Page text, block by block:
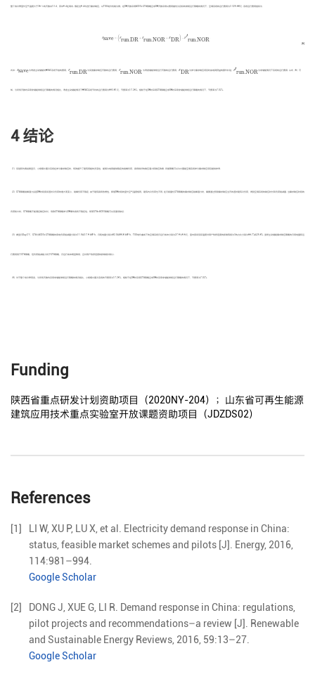
整个供冷季室外空气温度大于36 ℃的天数共13 d，其中9 d在周内. 假定这9 d均进行需求响应，以TOU电价机制为例，在DR天数采用ACES+GTA策略且非DR天数采用以费用最优为目标的常规运行策略的情况下，空调系统的运行费用为3 325.68元. 系统运行费用指标为
(6)
Fsave = (Frun.DR + Frun.NOR + EDR) − F′
run.NOR
O
式中： Fsave 为考虑主动储能时HVAC系统节省的费用，Frun.DR 为实施需求响应天数的运行费用，Frun.NOR 为考虑储能常规运行天数的运行费用， EDR 为参与需求响应项目时由电网获益的额外补贴， F′
run.NOR
ru
为非储能情况下系统的运行费用. 从式（6）可
知，与所有天数均采用非储能常规运行策略的情况相比，考虑主动储能情况下HVAC系统节约的运行费用为693.81元，节费率为17.26%，相较于在DR时采用GTA策略且非DR时采用非储能常规运行策略的情况下，节费率为7.02%.
4 结论
（1）实验和仿真结果显示，小规模水蓄冷系统在参与需求响应时，有效提升了建筑用能的灵活性，能够为电网提供稳定的削峰负荷，具有较好的响应潜力和响应效果. 所提策略可以为水蓄能空调系统参与需求响应项目提供参考.
（2）GTA策略削峰潜力会因DR时段房间逐时冷负荷的增大而变小，削峰负荷不稳定. 由于建筑具有热惯性，即使DR时段的室外空气温度相同，建筑内冷负荷也不同. 在日前量化GTA策略的需求响应削峰潜力时，需要通过预测需求响应当天的逐时建筑冷负荷，得到空调系统的响应时长和负荷削减量. 当需求响应时段的
负荷较大时，GTA策略不能满足响应时长，导致GTA策略参与DR事件具有不稳定性，然而GTA+ACES策略可以克服该缺点.
（3）典型日Day2下，GTA与ACES+GTA策略的用电负荷削减量分别为11.5和17.9 kW·h，日耗电量分别为82.0和84.8 kW·h，TOU电价曲线下的空调系统日运行成本分别为27.9与9.6元，室内房间实际温度对用户热舒适度的影响等级为3的占比分别为66.7%和25.8%. 虽然主动储能需求响应策略的日用电量和运
行费用高于GTA策略，但负荷削减能力优于GTA策略，日运行成本明显降低，且对用户热舒适度的影响相对较小.
（4）对于整个供冷季而言，与所有天数均采用非储能常规运行策略的情况相比，小规模水蓄冷系统的节费率为17.26%，相较于在DR时采用GTA策略且非DR时采用非储能常规运行策略的情况下，节费率为7.02%.
Funding
陕西省重点研发计划资助项目（2020NY-204）；山东省可再生能源
建筑应用技术重点实验室开放课题资助项目（JDZDS02）
References
[1] W, XU P, LUX et al
Electricity demand response in China:
status, feasible market schemes and pilots [J]. Energy, 2016
114:981 –994
Google Scholar
[2] DONGJ XUEG R
Demand response in China: regulations,
pilot projects and recommendations–a review [J].
Renewable
and Sustainable Energy Reviews, 2016 59:13–27
Google Scholar